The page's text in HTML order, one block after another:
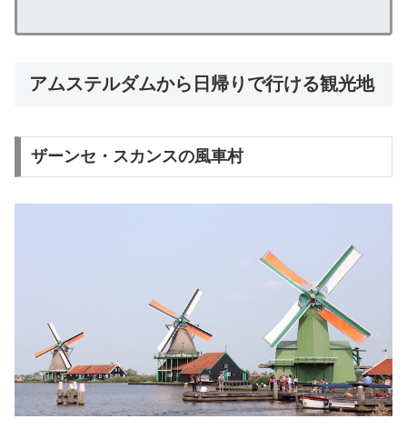
アムステルダムから日帰りで行ける観光地
ザーンセ・スカンスの風車村